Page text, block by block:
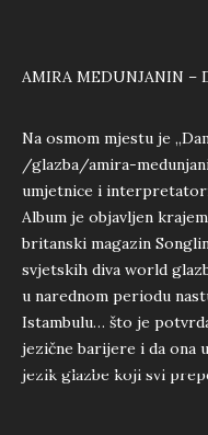
AMIRA MEDUNJANIN –
Na osmom mjestu je
/glazba/amira-
umjetnice i
Album je objavljen
britanski magazin
svjetskih diva world
u narednom periodu
Istambulu… što je
jezične barijere i da ona
jezik glazbe koji svi